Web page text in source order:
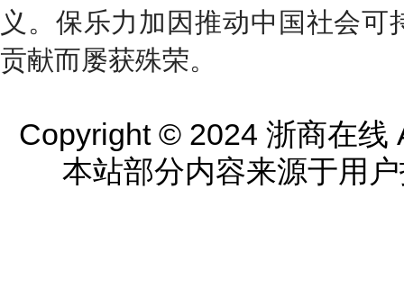
义。保乐力加因推动中国社会可
贡献而屡获殊荣。
Copyright © 2024 浙商在线
本站部分内容来源于用